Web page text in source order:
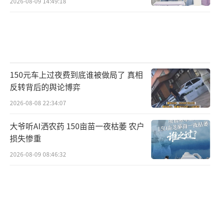
150元车上过夜费到底谁被做局了 真相
反转背后的舆论博弈
2026-08-08 22:34:07
大爷听AI洒农药 150亩苗一夜枯萎 农户
损失惨重
2026-08-09 08:46:32